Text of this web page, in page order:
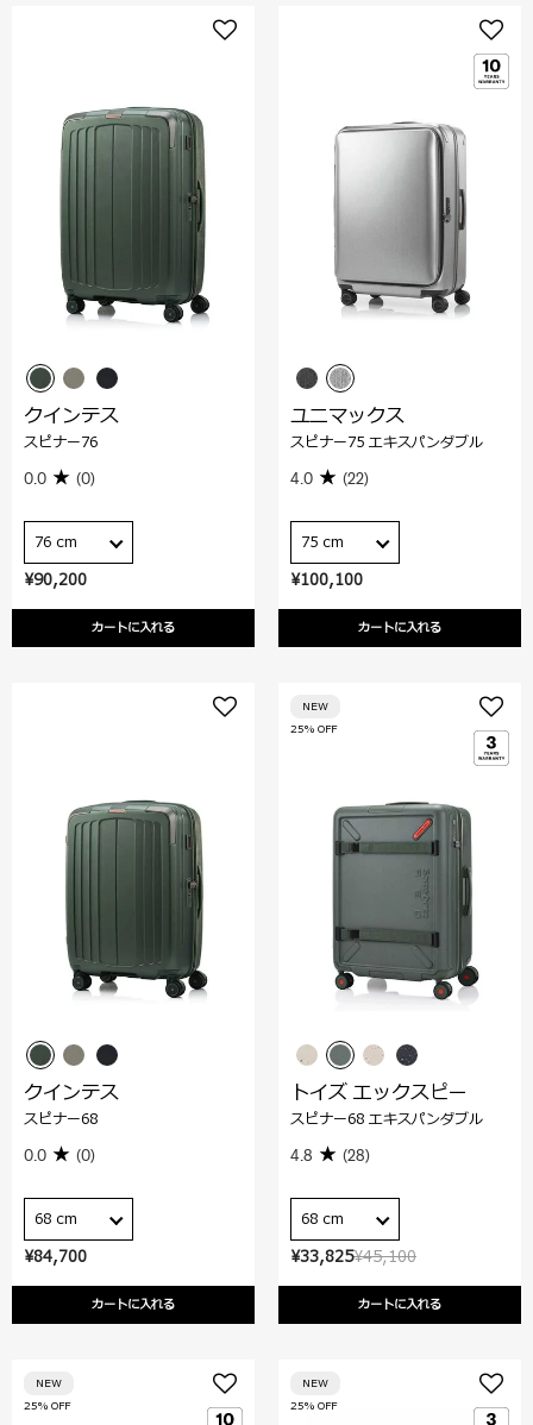
¥90,200
カートに入れる
クインテス
スピナー76
0.0 (0)
76 cm
¥100,100
カートに入れる
ユニマックス
スピナー75 エキスパンダブル
4.0 (22)
75 cm
¥84,700
カートに入れる
クインテス
スピナー68
0.0 (0)
68 cm
¥45,100
¥33,825
カートに入れる
25% OFF
NEW
トイズ エックスピー
スピナー68 エキスパンダブル
4.8 (28)
68 cm
25% OFF
NEW
25% OFF
NEW